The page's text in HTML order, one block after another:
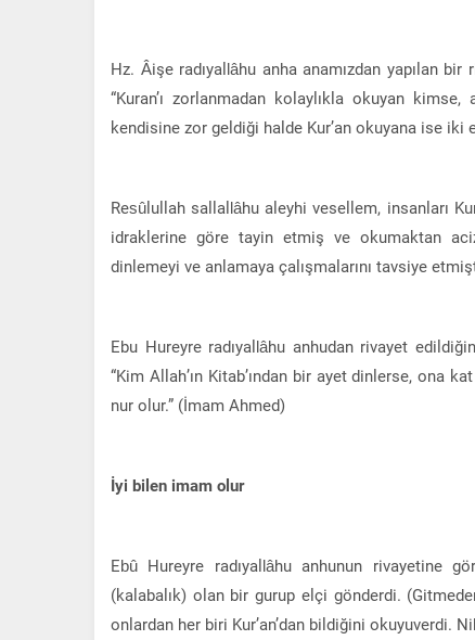
Hz. Âişe radıyallâhu anha anamızdan yapılan
“Kuran’ı zorlanmadan kolaylıkla okuyan
kendisine zor geldiği halde Kur’an okuyana ise iki
Resûlullah sallallâhu aleyhi vesellem, insanları
idraklerine göre tayin etmiş ve okumaktan
dinlemeyi ve anlamaya çalışmalarını tavsiye
Ebu Hureyre radıyallâhu anhudan rivayet
“Kim Allah’ın Kitab’ından bir ayet dinlerse, ona
nur olur.” (İmam Ahmed)
İyi bilen imam olur
Ebû Hureyre radıyallâhu anhunun rivayetine
(kalabalık) olan bir gurup elçi gönderdi.
onlardan her biri Kur’an’dan bildiğini okuyuverdi.